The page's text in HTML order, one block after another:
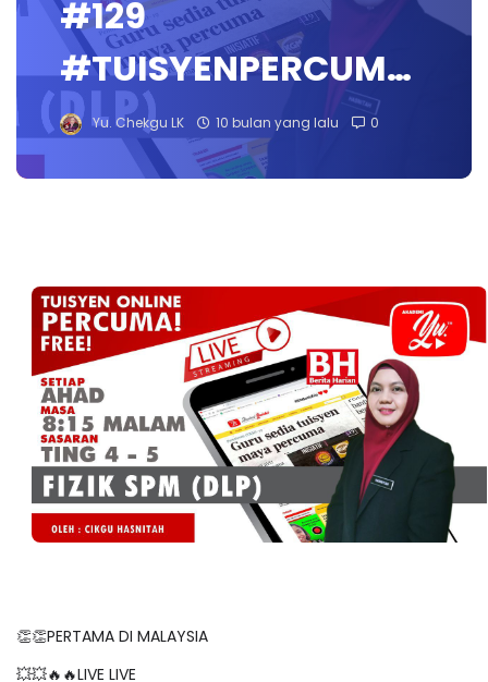
#129
#TUISYENPERCUM…
Yu. Chekgu LK 10 bulan yang lalu 0
👏👏PERTAMA DI MALAYSIA
💥💥🔥🔥LIVE LIVE